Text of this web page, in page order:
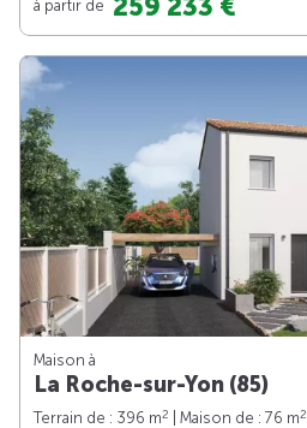
à partir de
Maison à
La Roche-sur-Yon (85)
Terrain de : 396 m2 | Maison de : 76 m2